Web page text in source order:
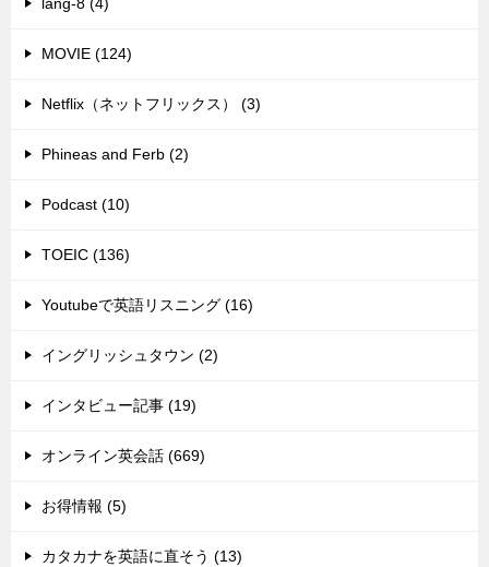
lang-8 (4)
MOVIE (124)
Netflix（ネットフリックス） (3)
Phineas and Ferb (2)
Podcast (10)
TOEIC (136)
Youtubeで英語リスニング (16)
イングリッシュタウン (2)
インタビュー記事 (19)
オンライン英会話 (669)
お得情報 (5)
カタカナを英語に直そう (13)